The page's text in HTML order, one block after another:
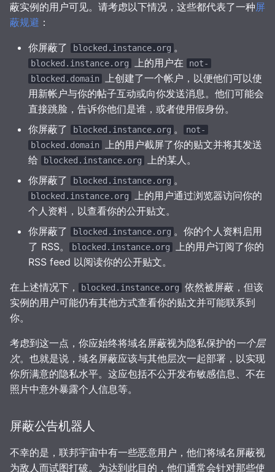
蔽实例的用户可见。请考虑以下情况，这些都代表了一种屏
蔽规避 ：
你屏蔽了 blocked.instance.org 。
blocked.instance.org 上的用户在
not-
blocked.domain 上创建了一个帐户，以便他们可以使
用新帐户与你的帖子互动或向你发送消息。他们可能会
直接跳脸，告诉你他们是谁，或者使用假身份。
你屏蔽了
blocked.instance.org 。
not-
blocked.domain 上的用户截屏了你的贴文并将其发送
给
blocked.instance.org
上的某人。
你屏蔽了
blocked.instance.org 。
blocked.instance.org
上的用户通过浏览器访问你的
个人资料，以查看你的公开贴文。
你屏蔽了
blocked.instance.org 。你的个人资料启用
了 RSS。
blocked.instance.org
上的用户订阅了你的
RSS feed 以阅读你的公开贴文。
在上述情况下， blocked.instance.org
依然被屏蔽，但该
实例的用户可能仍有其他方式查看你的贴文并可能联系到
你。
考虑到这一点，你应始终将域名屏蔽视为隐私保护的一个层
次。也就是说，域名屏蔽应该与其他层次一起部署，以实现
你所满意的隐私水平。这应包括不公开发布敏感信息、不在
照片中意外暴露个人信息等。
屏蔽公告机器人
不幸的是，联邦宇宙中有一些恶意用户，他们将域名屏蔽视
为敌人而试图打破。为达到此目的，他们通常会针对那些使